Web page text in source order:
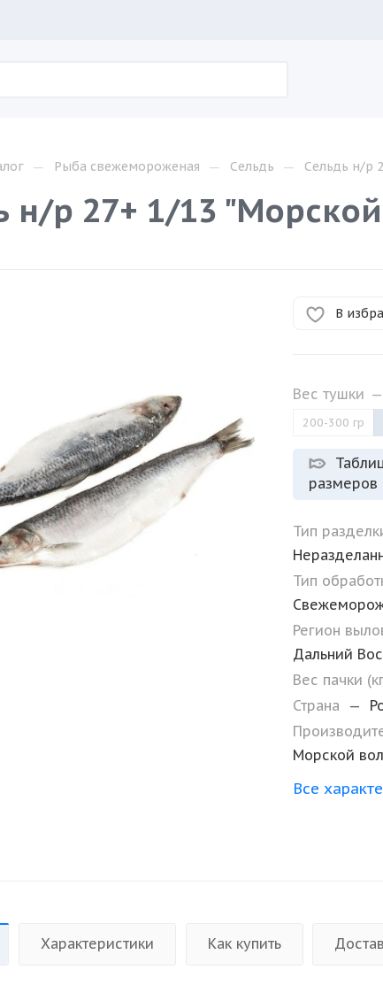
— Рыба свежемороженая — Сельдь — Сельдь н/р
н/р 27+ 1/13
В
Вес тушки —
200-300 гр
размеров
Тип
Тип
Регион
Дальний
Вес пачки
Страна
—
Морской
Все
Характеристики Как купить